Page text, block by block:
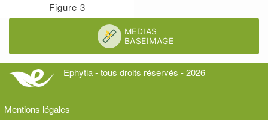
Figure 3
Ephytia - tous droits réservés - 2026
Mentions légales